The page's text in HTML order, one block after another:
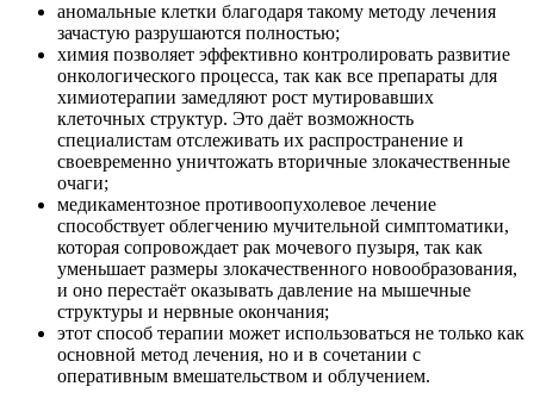
аномальные клетки благодаря такому методу лечения
зачастую разрушаются полностью;
химия позволяет эффективно контролировать развитие
онкологического процесса, так как все препараты для
химиотерапии замедляют рост мутировавших
клеточных структур. Это даёт возможность
специалистам отслеживать их распространение и
своевременно уничтожать вторичные злокачественные
очаги;
медикаментозное противоопухолевое лечение
способствует облегчению мучительной симптоматики,
которая сопровождает рак мочевого пузыря, так как
уменьшает размеры злокачественного новообразования,
и оно перестаёт оказывать давление на мышечные
структуры и нервные окончания;
этот способ терапии может использоваться не только как
основной метод лечения, но и в сочетании с
оперативным вмешательством и облучением.